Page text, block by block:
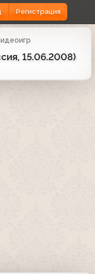
Регистрация
15.06.2008)